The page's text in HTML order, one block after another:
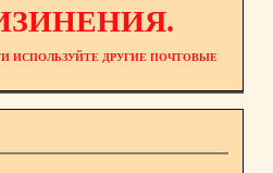
ИСПОЛЬЗУЙТЕ ДРУГИЕ ПОЧТОВЫЕ